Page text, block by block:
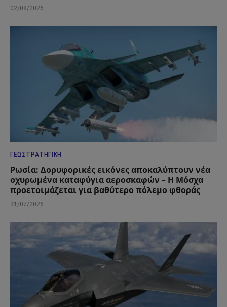
02/08/2026
ΓΕΩΣΤΡΑΤΗΓΙΚΉ
Ρωσία: Δορυφορικές εικόνες αποκαλύπτουν νέα
οχυρωμένα καταφύγια αεροσκαφών – Η Μόσχα
προετοιμάζεται για βαθύτερο πόλεμο φθοράς
31/07/2026